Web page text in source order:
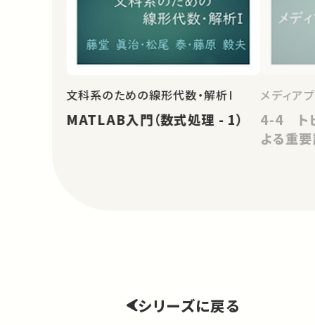
文科系のための線形代数・解析I
MATLAB入門（数式処理 - 1）
メディア
4-4 ト
よる重
シリーズに戻る